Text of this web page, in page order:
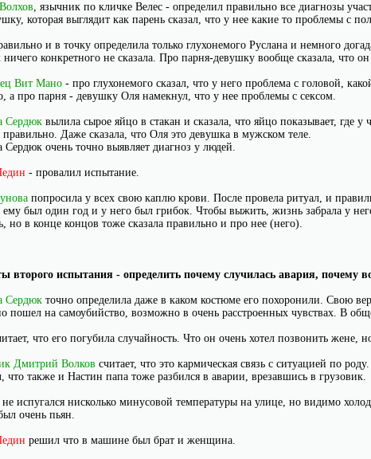
, язычник по кличке Велес - определил правильно все диагнозы
которая выглядит как парень сказал, что у нее какие то проблемы с
и в точку определила только глухонемого Руслана и немного
ничего конкретного не сказала. Про парня-девушку вообще сказала, что
Вит Мано - про глухонемого сказал, что у него проблема с головой,
а про парня - девушку Оля намекнул, что у нее проблемы с сексом.
Сердюк вылила сырое яйцо в стакан и сказала, что яйцо показывает, где
правильно. Даже сказала, что Оля это девушка в мужском теле.
Сердюк очень точно выявляет диагноз у людей.
- провалил испытание.
попросила у всех свою каплю крови. После провела ритуал, и
ему был один год и у него был грибок. Чтобы выжить, жизнь забрала у
но в конце концов тоже сказала правильно и про нее (него).
второго испытания - определить почему случилась авария, почему
Сердюк точно определила даже в каком костюме его похоронили. Свою
пошел на самоубийство, возможно в очень расстроенных чувствах. В
что его погубила случайность. Что он очень хотел позвонить жене,
Дмитрий Волков считает, что это кармическая связь с ситуацией по
что также и Настин папа тоже разбился в аварии, врезавшись в грузовик.
не испугался нисколько минусовой температуры на улице, но видимо
очень пьян.
решил что в машине был брат и женщина.